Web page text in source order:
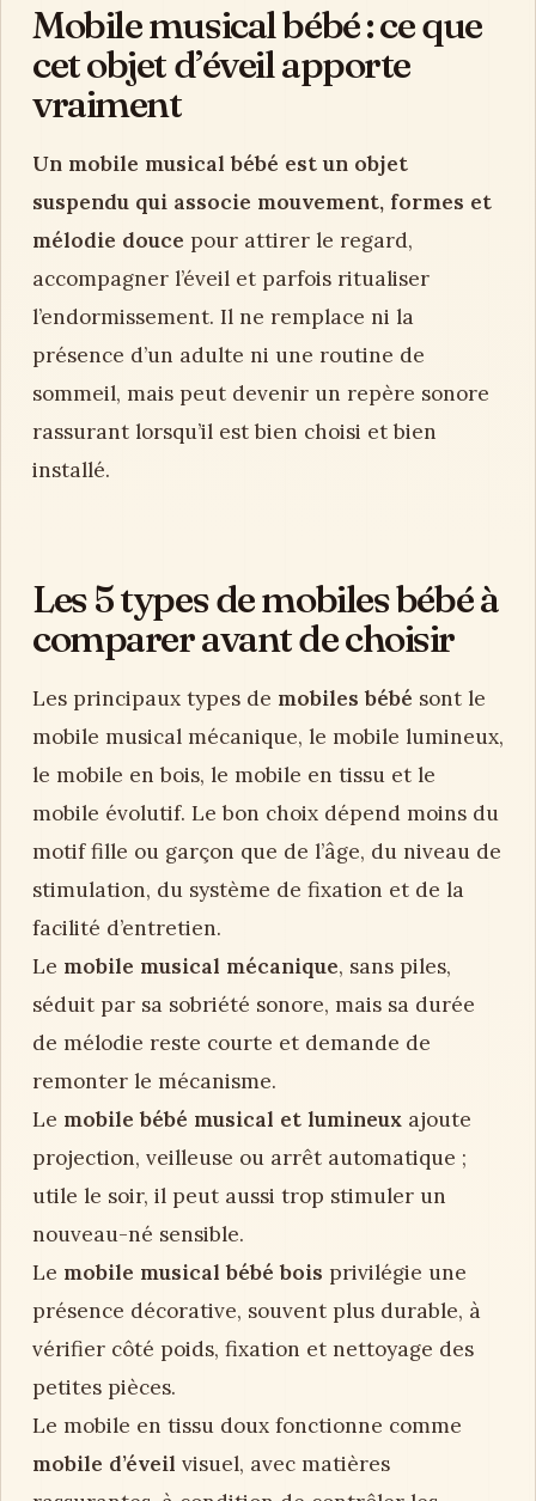
Mobile musical bébé : ce que
cet objet d’éveil apporte
vraiment
Un mobile musical bébé est un objet
suspendu qui associe mouvement, formes et
mélodie douce pour attirer le regard,
accompagner l’éveil et parfois ritualiser
l’endormissement. Il ne remplace ni la
présence d’un adulte ni une routine de
sommeil, mais peut devenir un repère sonore
rassurant lorsqu’il est bien choisi et bien
installé.
Les 5 types de mobiles bébé à
comparer avant de choisir
Les principaux types de mobiles bébé sont le
mobile musical mécanique, le mobile lumineux,
le mobile en bois, le mobile en tissu et le
mobile évolutif. Le bon choix dépend moins du
motif fille ou garçon que de l’âge, du niveau de
stimulation, du système de fixation et de la
facilité d’entretien.
Le mobile musical mécanique, sans piles,
séduit par sa sobriété sonore, mais sa durée
de mélodie reste courte et demande de
remonter le mécanisme.
Le mobile bébé musical et lumineux ajoute
projection, veilleuse ou arrêt automatique ;
utile le soir, il peut aussi trop stimuler un
nouveau-né sensible.
Le mobile musical bébé bois privilégie une
présence décorative, souvent plus durable, à
vérifier côté poids, fixation et nettoyage des
petites pièces.
Le mobile en tissu doux fonctionne comme
mobile d’éveil visuel, avec matières